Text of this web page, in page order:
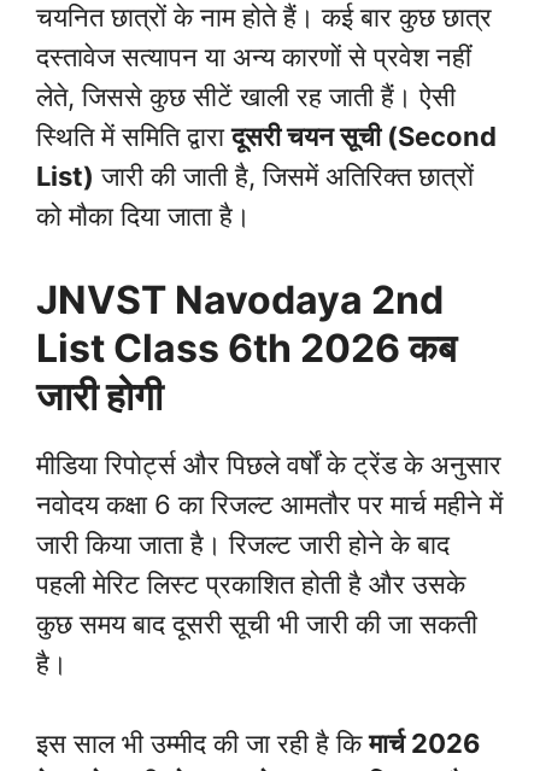
चयनित छात्रों के नाम होते हैं। कई बार कुछ छात्र
दस्तावेज सत्यापन या अन्य कारणों से प्रवेश नहीं
लेते, जिससे कुछ सीटें खाली रह जाती हैं। ऐसी
स्थिति में समिति द्वारादूसरी चयन सूची (Second
List) जारी की जाती है, जिसमें अतिरिक्त छात्रों
को मौका दिया जाता है।
JNVST Navodaya 2nd
List Class 6th 2026 कब
जारी होगी
मीडिया रिपोर्ट्स और पिछले वर्षों के ट्रेंड के अनुसार
नवोदय कक्षा 6 का रिजल्ट आमतौर पर मार्च महीने में
जारी किया जाता है। रिजल्ट जारी होने के बाद
पहली मेरिट लिस्ट प्रकाशित होती है और उसके
कुछ समय बाद दूसरी सूची भी जारी की जा सकती
है।
इस साल भी उम्मीद की जा रही है किमार्च 2026